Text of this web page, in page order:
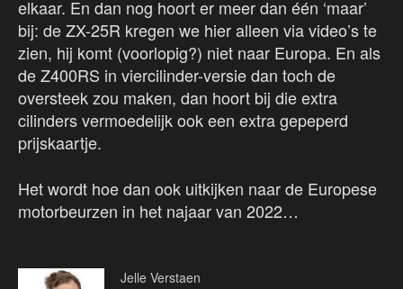
elkaar. En dan nog hoort er meer dan één ‘maar’
bij: de ZX-25R kregen we hier alleen via video’s te
zien, hij komt (voorlopig?) niet naar Europa. En als
de Z400RS in viercilinder-versie dan toch de
oversteek zou maken, dan hoort bij die extra
cilinders vermoedelijk ook een extra gepeperd
prijskaartje.
Het wordt hoe dan ook uitkijken naar de Europese
motorbeurzen in het najaar van 2022…
Jelle Verstaen